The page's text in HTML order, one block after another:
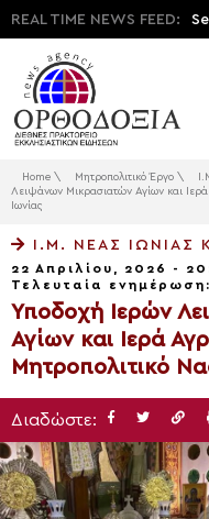
REAL TIME NEWS FEED:
Home \ Μητροπολιτικό Έργο \
Λειψάνων Μικρασιατών Αγίων και
Ιωνίας
Ι.Μ. ΝΈΑΣ ΙΩΝΊΑΣ
22 Απριλίου, 2026 -
Τελευταία
Υποδοχή Ιερών
Αγίων και Ιερά
Μητροπολιτικό
Διαδώστε: